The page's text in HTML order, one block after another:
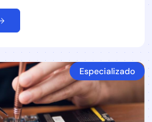
Especializado